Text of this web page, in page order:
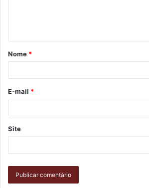
Nome *
E-mail *
Site